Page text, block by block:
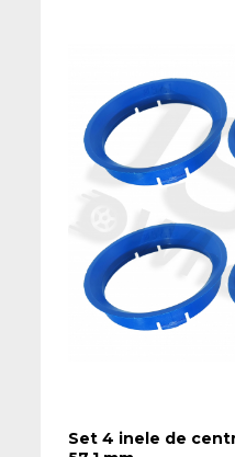
Set 4 inele de